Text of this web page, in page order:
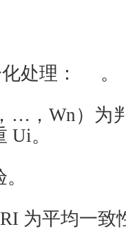
处理：
。
， … ，Wn）为
Ui。
RI 为平均一致